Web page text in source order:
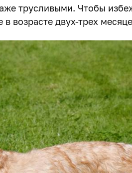
трусливыми. Чтобы
возрасте двух-трех